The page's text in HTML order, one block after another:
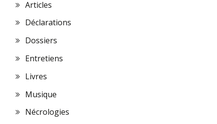
Articles
Déclarations
Dossiers
Entretiens
Livres
Musique
Nécrologies